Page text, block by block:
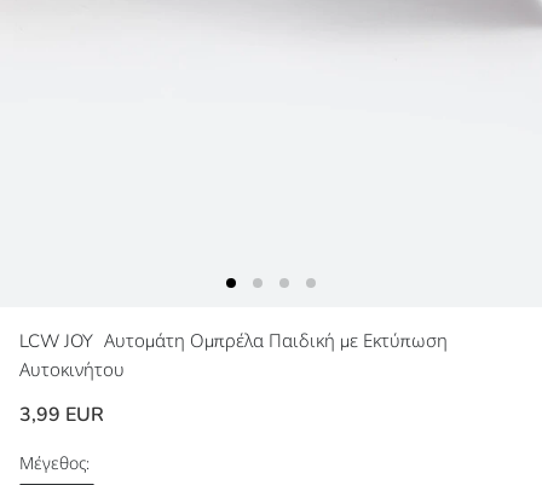
LCW JOY Αυτομάτη Ομπρέλα Παιδική με Εκτύπωση
Αυτοκινήτου
3,99 EUR
Μέγεθος: